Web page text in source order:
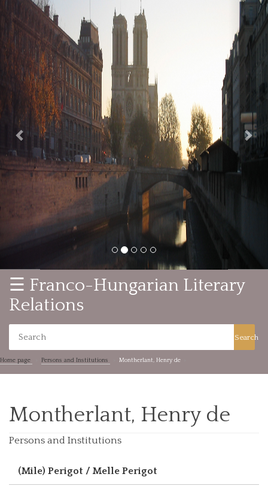
Previous
☰ Franco-Hungarian Literary
Relations
Search
Home page Persons and Institutions Montherlant, Henry de
Montherlant, Henry de
Persons and Institutions
(Mile) Perigot / Melle Perigot